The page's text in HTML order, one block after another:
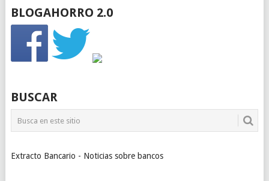
BLOGAHORRO 2.0
BUSCAR
Extracto Bancario - Noticias sobre bancos